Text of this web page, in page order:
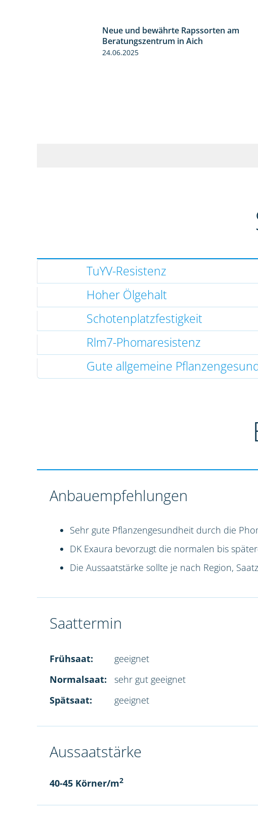
Neue und bewährte Rapssorten am
Beratungszentrum in Aich
24.06.2025
TuYV-Resistenz
Hoher Ölgehalt
Schotenplatzfestigkeit
Rlm7-Phomaresistenz
Gute allgemeine
Anbauempfehlungen
Sehr gute Pflanzengesundheit durch die
DK Exaura bevorzugt die normalen bis
Die Aussaatstärke sollte je nach Region,
Saattermin
Frühsaat:
geeignet
Normalsaat:
sehr gut geeignet
Spätsaat:
geeignet
Aussaatstärke
40-45 Körner/m2